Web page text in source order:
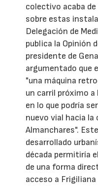
colectivo acaba
sobre estas
Delegación de
publica la Opinión
presidente de
argumentado que
"una máquina
un carril próximo
en lo que podría
nuevo vial hacia la
Almanchares".
desarrollado
década permitiría
de una forma
acceso a Frigiliana